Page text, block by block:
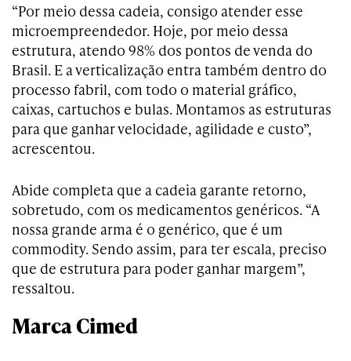
“Por meio dessa cadeia, consigo atender esse
microempreendedor. Hoje, por meio dessa
estrutura, atendo 98% dos pontos de venda do
Brasil. E a verticalização entra também dentro do
processo fabril, com todo o material gráfico,
caixas, cartuchos e bulas. Montamos as estruturas
para que ganhar velocidade, agilidade e custo”,
acrescentou.
Abide completa que a cadeia garante retorno,
sobretudo, com os medicamentos genéricos. “A
nossa grande arma é o genérico, que é um
commodity. Sendo assim, para ter escala, preciso
que de estrutura para poder ganhar margem”,
ressaltou.
Marca Cimed